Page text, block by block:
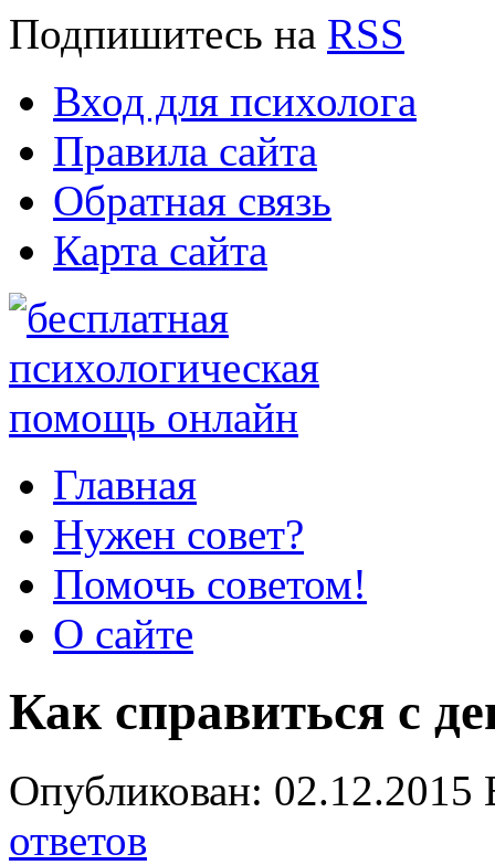
Подпишитесь на RSS
Вход для психолога
Правила сайта
Обратная связь
Карта сайта
Главная
Нужен совет?
Помочь советом!
О сайте
Как справиться с
Опубликован:
ответов